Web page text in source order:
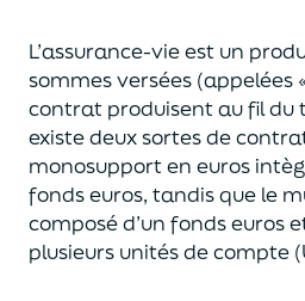
L’assurance-vie est un p
sommes versées (appelées
contrat produisent au fil du
existe deux sortesde
monosupport en euros
fonds euros, tandis que le
composé d’un fonds euros
plusieurs unités de compte